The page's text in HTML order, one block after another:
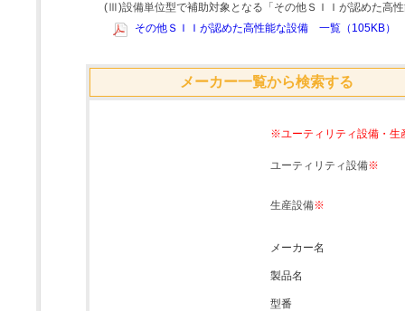
(Ⅲ)設備単位型で補助対象となる「その他ＳＩＩが認めた高
その他ＳＩＩが認めた高性能な設備 一覧（105KB）
メーカー一覧から検索する
※ユーティリティ設備・生
ユーティリティ設備※
生産設備※
メーカー名
製品名
型番